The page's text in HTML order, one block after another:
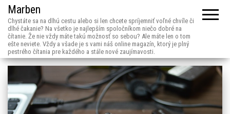
Marben
Chystáte sa na dlhú cestu alebo si len chcete spríjemniť voľné chvíle či
dlhé čakanie? Na všetko je najlepším spoločníkom niečo dobré na
čítanie. Že nie vždy máte takú možnosť so sebou? Ale máte len o tom
ešte neviete. Vždy a všade je s vami náš online magazín, ktorý je plný
pestrého čítania pre každého a stále nové zaujímavosti.